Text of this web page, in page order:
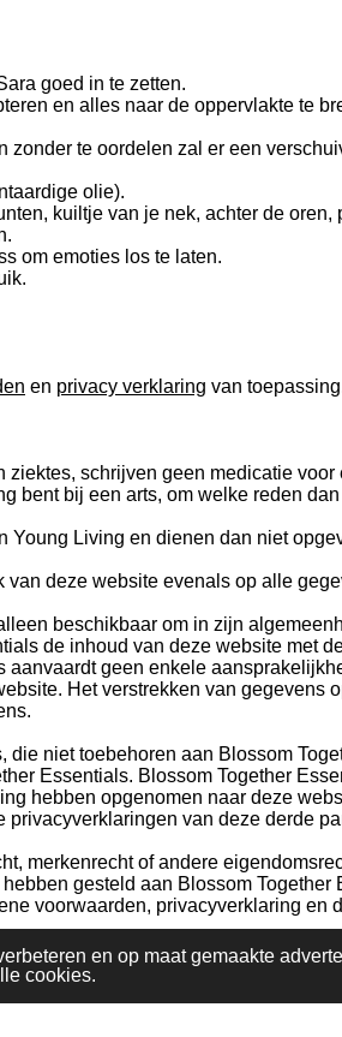
en op maat gemaakte
cookies.
goed in te zetten.
en alles naar de oppervlakte te
te oordelen zal er een
olie).
kuiltje van je nek, achter de oren,
om emoties los te laten.
en privacy verklaring van
schrijven geen medicatie
bent bij een arts, om welke reden
Living en dienen dan niet
deze website evenals op alle
beschikbaar om in zijn
de inhoud van deze website met
geen enkele
Het verstrekken van
niet toebehoren aan Blossom
Essentials. Blossom Together
hebben opgenomen naar deze
van deze derde
merkenrecht of andere
gesteld aan Blossom
voorwaarden, privacyverklaring